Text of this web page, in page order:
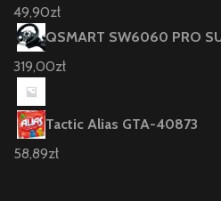
49,90zł
QSMART SW6060 PRO
319,00zł
Tactic Alias GTA-40873
58,89zł